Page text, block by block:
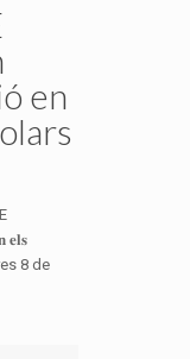
en
𝐞𝐥𝐬
8 de